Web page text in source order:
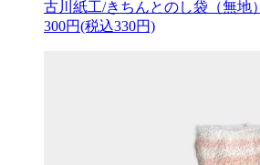
古川紙工/きちんとのし袋（無地）
300円(税込330円)